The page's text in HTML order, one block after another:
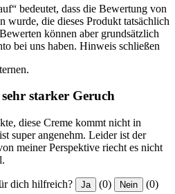
bedeutet, dass die Bewertung von
wurde, die dieses Produkt tatsächlich
können aber grundsätzlich
bei uns haben. Hinweis schließen
starker Geruch
diese Creme kommt nicht in
super angenehm. Leider ist der
meiner Perspektive riecht es nicht
dich hilfreich? Ja (0) Nein (0)